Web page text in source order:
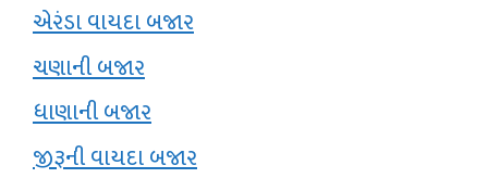
એરંડા વાયદા બજાર
ચણાની બજાર
ધાણાની બજાર
જીરૂની વાયદા બજાર